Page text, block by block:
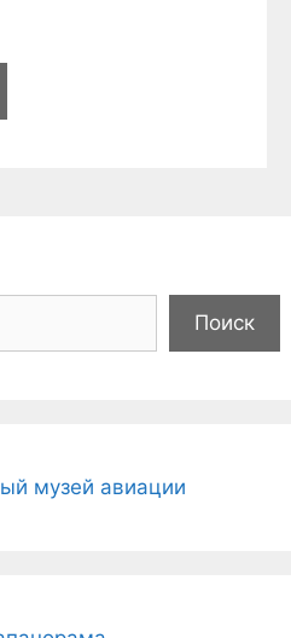
Поиск